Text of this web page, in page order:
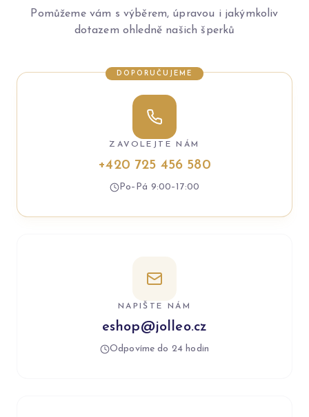
Pomůžeme vám s výběrem, úpravou i jakýmkoliv
dotazem ohledně našich šperků
DOPORUČUJEME
ZAVOLEJTE NÁM
+420 725 456 580
Po–Pá 9:00–17:00
NAPIŠTE NÁM
eshop@jolleo.cz
Odpovíme do 24 hodin